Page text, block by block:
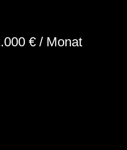
€ / Monat